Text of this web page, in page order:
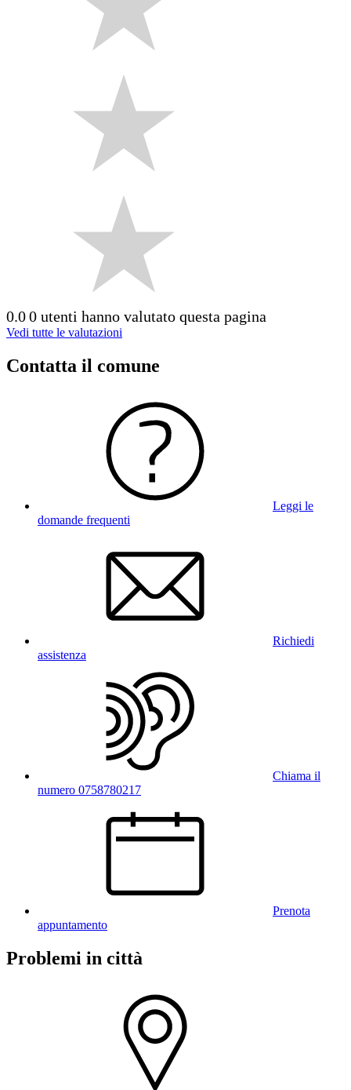
0.00 utenti hanno valutato questa pagina
Vedi tutte le valutazioni
Contatta il comune
Leggi le
domande frequenti
Richiedi
assistenza
Chiama il
numero 0758780217
Prenota
appuntamento
Problemi in città